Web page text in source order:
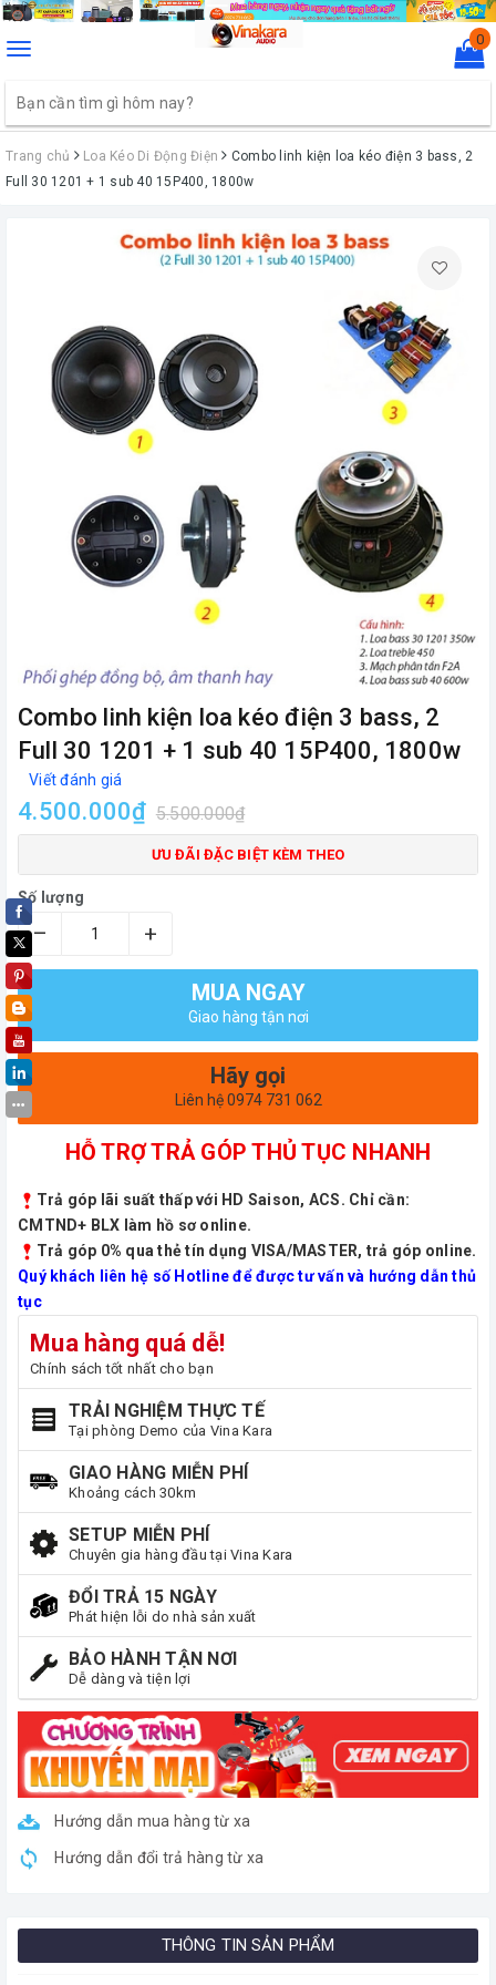
Toggle
0
Trang chủ Loa Kéo Di Động Điện
Combo linh kiện loa kéo điện 3 bass, 2
Full 30 1201 + 1 sub 40 15P400, 1800w
Combo linh kiện loa kéo điện 3 bass, 2
Full 30 1201 + 1 sub 40 15P400, 1800w
Viết đánh giá
4.500.000₫ 5.500.000₫
ƯU ĐÃI ĐẶC BIỆT KÈM THEO
Số lượng
– +
MUA NGAY
Giao hàng tận nơi
Hãy gọi
Liên hệ 0974 731 062
HỖ TRỢ TRẢ GÓP THỦ TỤC NHANH
Trả góp lãi suất thấp với HD Saison, ACS. Chỉ cần:
CMTND+ BLX làm hồ sơ online.
Trả góp 0% qua thẻ tín dụng VISA/MASTER, trả góp online.
Quý khách liên hệ số Hotline để được tư vấn và hướng dẫn thủ
tục
Mua hàng quá dễ!
Chính sách tốt nhất cho bạn
TRẢI NGHIỆM THỰC TẾ
Tại phòng Demo của Vina Kara
GIAO HÀNG MIỄN PHÍ
Khoảng cách 30km
SETUP MIỄN PHÍ
Chuyên gia hàng đầu tại Vina Kara
ĐỔI TRẢ 15 NGÀY
Phát hiện lỗi do nhà sản xuất
BẢO HÀNH TẬN NƠI
Dễ dàng và tiện lợi
Hướng dẫn mua hàng từ xa
Hướng dẫn đổi trả hàng từ xa
THÔNG TIN SẢN PHẨM